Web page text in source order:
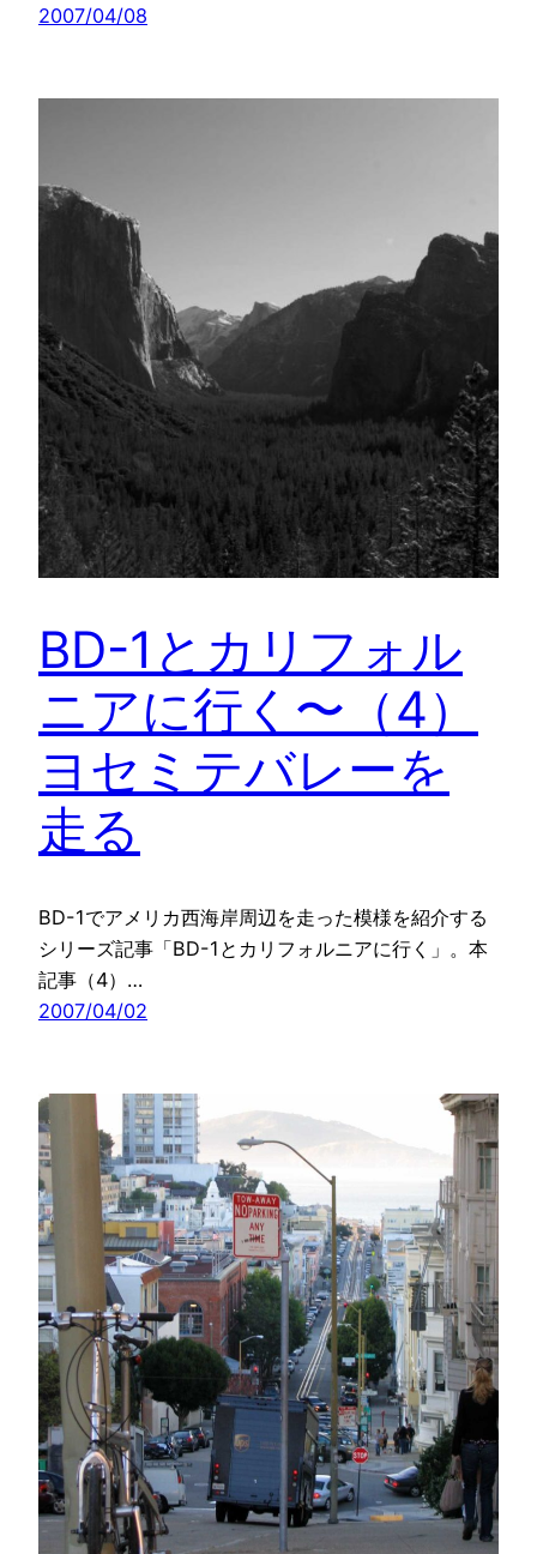
2007/04/08
BD-1とカリフォル
ニアに行く〜（4）
ヨセミテバレーを
走る
BD-1でアメリカ西海岸周辺を走った模様を紹介する
シリーズ記事「BD-1とカリフォルニアに行く」。本
記事（4）…
2007/04/02